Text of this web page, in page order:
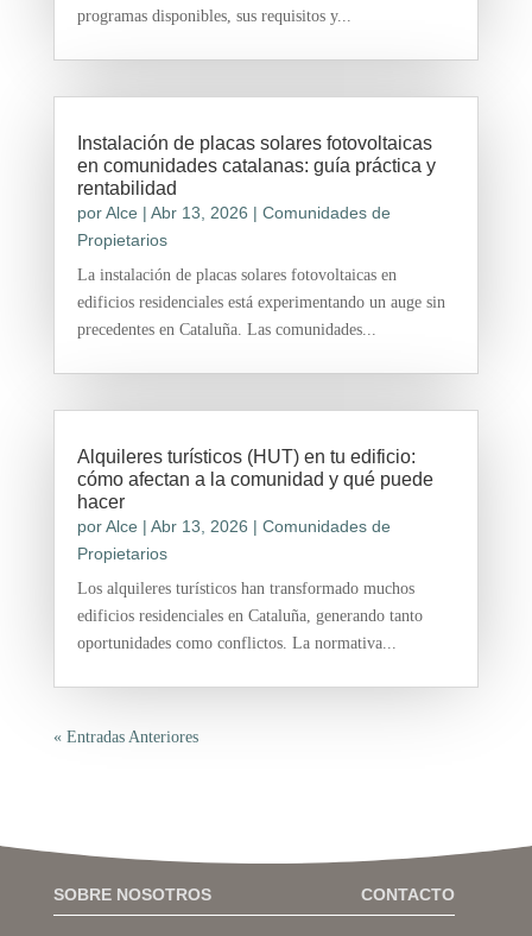
programas disponibles, sus requisitos y...
Instalación de placas solares fotovoltaicas
en comunidades catalanas: guía práctica y
rentabilidad
porAlce | Abr 13, 2026 | Comunidades de
Propietarios
La instalación de placas solares fotovoltaicas en
edificios residenciales está experimentando un auge sin
precedentes en Cataluña. Las comunidades...
Alquileres turísticos (HUT) en tu edificio:
cómo afectan a la comunidad y qué puede
hacer
porAlce | Abr 13, 2026 | Comunidades de
Propietarios
Los alquileres turísticos han transformado muchos
edificios residenciales en Cataluña, generando tanto
oportunidades como conflictos. La normativa...
« Entradas Anteriores
SOBRE NOSOTROS CONTACTO